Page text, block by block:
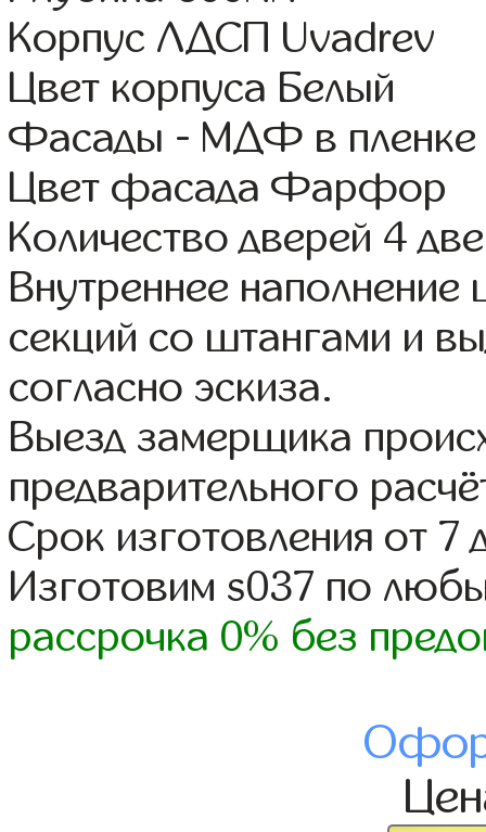
Корпус ЛДСП Uvadrev
Цвет корпуса Белый
Фасады - МДФ в
Цвет фасада Фарфор
Количество дверей 4
Внутреннее
секций со штангами и
согласно эскиза.
Выезд замерщика
предварительного
Срок изготовления от 7
Изготовим s037 по
рассрочка 0% без